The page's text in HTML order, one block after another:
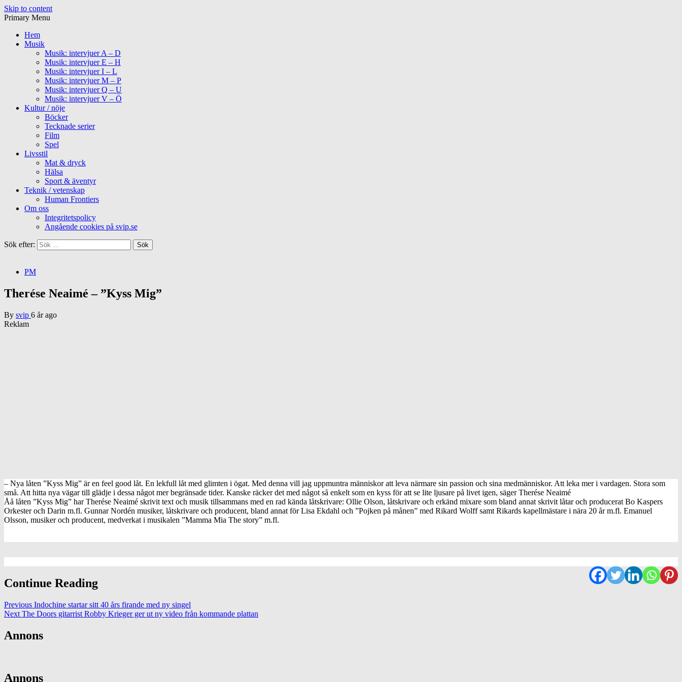
Skip to content
Primary Menu
Hem
Musik
Musik: intervjuer A – D
Musik: intervjuer E – H
Musik: intervjuer I – L
Musik: intervjuer M – P
Musik: intervjuer Q – U
Musik: intervjuer V – Ö
Kultur / nöje
Böcker
Tecknade serier
Film
Spel
Livsstil
Mat & dryck
Hälsa
Sport & äventyr
Teknik / vetenskap
Human Frontiers
Om oss
Integritetspolicy
Angående cookies på svip.se
Sök efter:
PM
Therése Neaimé – ”Kyss Mig”
By svip 6 år ago
Reklam
– Nya låten ”Kyss Mig” är en feel good låt. En lekfull låt med glimten i ögat. Med denna vill jag uppmuntra människor att leva närmare sin passion och sina medmänniskor. Att leka mer i vardagen. Stora som
små. Att hitta nya vägar till glädje i dessa något mer begränsade tider. Kanske räcker det med något så enkelt som en kyss för att se lite ljusare på livet igen, säger Therése Neaimé
Åå låten ”Kyss Mig” har Therése Neaimé skrivit text och musik tillsammans med en rad kända låtskrivare: Ollie Olson, låtskrivare och erkänd mixare som bland annat skrivit låtar och producerat Bo Kaspers
Orkester och Darin m.fl. Gunnar Nordén musiker, låtskrivare och producent, bland annat för Lisa Ekdahl och ”Pojken på månen” med Rikard Wolff samt Rikards kapellmästare i nära 20 år m.fl. Emanuel
Olsson, musiker och producent, medverkat i musikalen ”Mamma Mia The story” m.fl.
Continue Reading
Previous Indochine startar sitt 40 års firande med ny singel
Next The Doors gitarrist Robby Krieger ger ut ny video från kommande plattan
Annons
Annons